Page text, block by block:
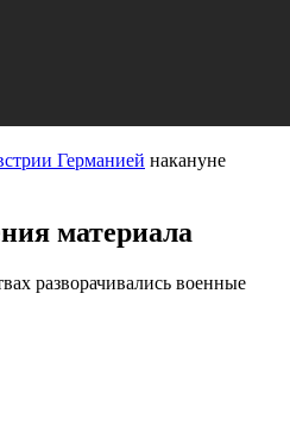
Германией накануне
материала
разворачивались военные